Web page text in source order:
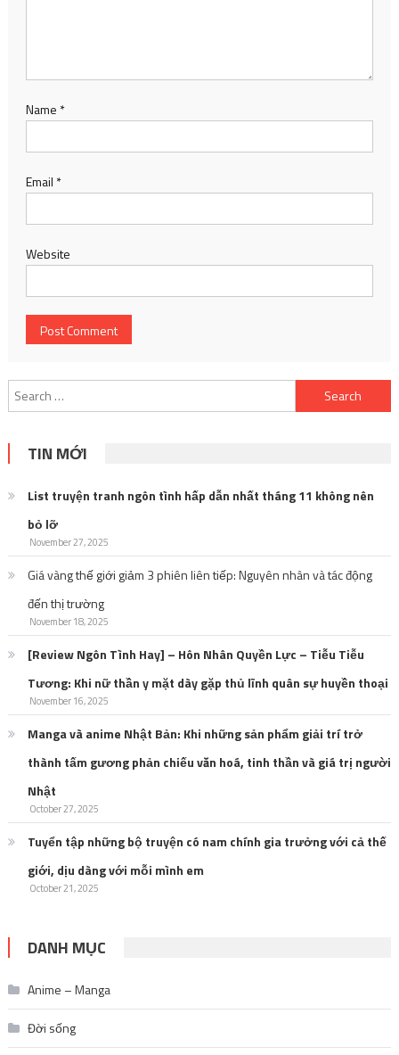
Name *
Email *
Website
Search
for:
TIN MỚI
List truyện tranh ngôn tình hấp dẫn nhất tháng 11 không nên
bỏ lỡ
November 27, 2025
Giá vàng thế giới giảm 3 phiên liên tiếp: Nguyên nhân và tác động
đến thị trường
November 18, 2025
[Review Ngôn Tình Hay] – Hôn Nhân Quyền Lực – Tiễu Tiễu
Tương: Khi nữ thần y mặt dày gặp thủ lĩnh quân sự huyền thoại
November 16, 2025
Manga và anime Nhật Bản: Khi những sản phẩm giải trí trở
thành tấm gương phản chiếu văn hoá, tinh thần và giá trị người
Nhật
October 27, 2025
Tuyển tập những bộ truyện có nam chính gia trưởng với cả thế
giới, dịu dàng với mỗi mình em
October 21, 2025
DANH MỤC
Anime – Manga
Đời sống